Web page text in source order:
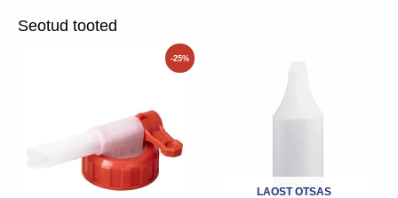
Seotud tooted
-25%
Praegune
LAOST OTSAS